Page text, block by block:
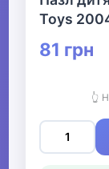
Toys
81 грн
👆